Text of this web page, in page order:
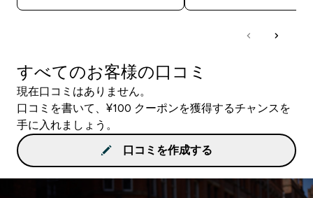
すべてのお客様の口コミ
現在口コミはありません。
口コミを書いて、¥100 クーポンを獲得するチャンスを
手に入れましょう。
口コミを作成する